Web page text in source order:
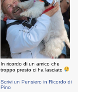
In ricordo di un amico che
troppo presto ci ha lasciato
Scrivi un Pensiero in Ricordo di
Pino